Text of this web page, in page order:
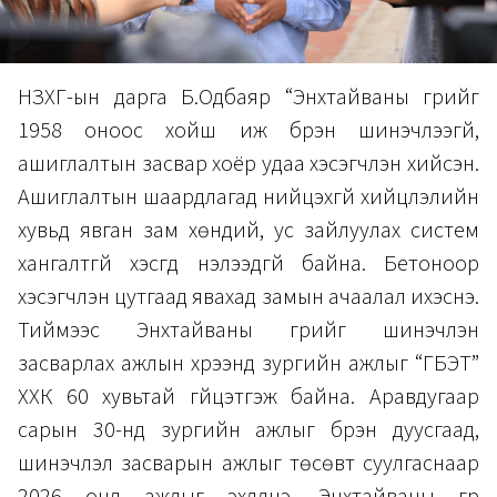
НЗХГ-ын дарга Б.Одбаяр “Энхтайваны гүүрийг
1958 оноос хойш иж бүрэн шинэчлээгүй,
ашиглалтын засвар хоёр удаа хэсэгчлэн хийсэн.
Ашиглалтын шаардлагад нийцэхгүй хийцлэлийн
хувьд явган зам хөндий, ус зайлуулах систем
хангалтгүй хэсгүүд нэлээдгүй байна. Бетоноор
хэсэгчлэн цутгаад явахад замын ачаалал ихэснэ.
Тиймээс Энхтайваны гүүрийг шинэчлэн
засварлах ажлын хүрээнд зургийн ажлыг “ГБЭТ”
ХХК 60 хувьтай гүйцэтгэж байна. Аравдугаар
сарын 30-нд зургийн ажлыг бүрэн дуусгаад,
шинэчлэл засварын ажлыг төсөвт суулгаснаар